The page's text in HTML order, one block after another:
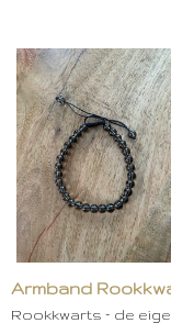
Armband
Rookkwarts – de